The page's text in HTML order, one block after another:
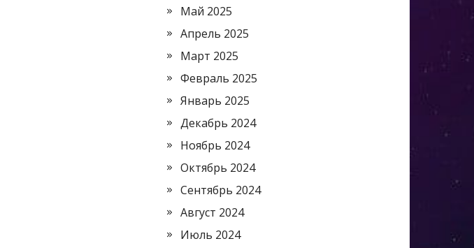
Май 2025
Апрель 2025
Март 2025
Февраль 2025
Январь 2025
Декабрь 2024
Ноябрь 2024
Октябрь 2024
Сентябрь 2024
Август 2024
Июль 2024